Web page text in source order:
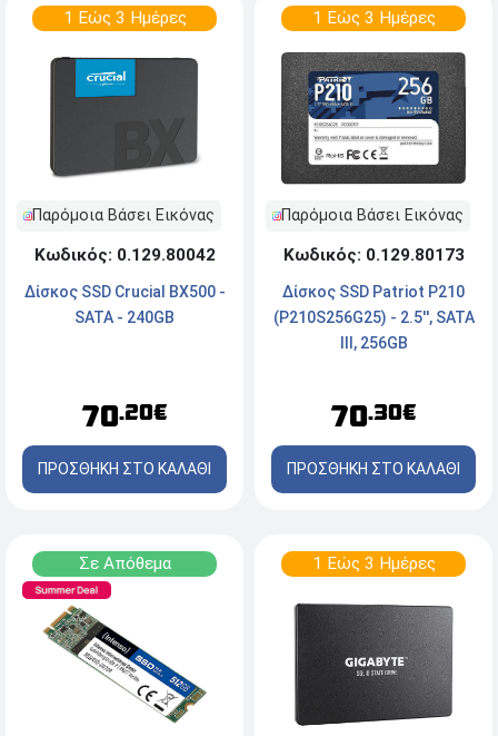
1 Εώς 3 Ημέρες
Παρόμοια Βάσει Εικόνας
Κωδικός: 0.129.80042
Δίσκος SSD Crucial BX500 -
SATA - 240GB
70.20€
ΠΡΟΣΘΗΚΗ ΣΤΟ ΚΑΛΑΘΙ
1 Εώς 3 Ημέρες
Παρόμοια Βάσει Εικόνας
Κωδικός: 0.129.80173
Δίσκος SSD Patriot P210
(P210S256G25) - 2.5'', SATA
III, 256GB
70.30€
ΠΡΟΣΘΗΚΗ ΣΤΟ ΚΑΛΑΘΙ
Σε Απόθεμα 1 Εώς 3 Ημέρες